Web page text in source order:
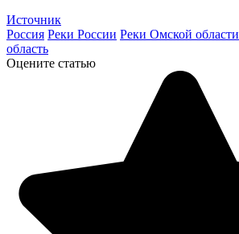
Источник
Россия Реки России Реки Омской области
область
Оцените статью